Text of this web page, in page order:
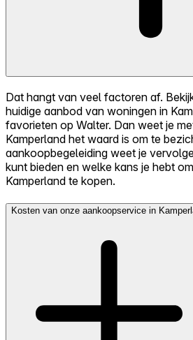
Dat hangt van veel factoren af.
huidige aanbod van woningen in
favorieten op Walter. Dan weet je
Kamperland het waard is om te
aankoopbegeleiding weet je
kunt bieden en welke kans je hebt
Kamperland te kopen.
Kosten van onze aankoopservice in